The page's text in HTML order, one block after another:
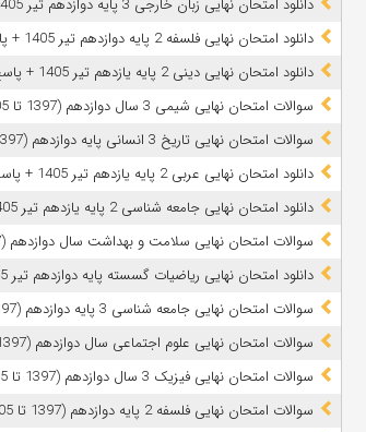
دانلود امتحان نهایی زبان خارجی 3 پایه دوازدهم تیر 1405 + فایل صوتی
دانلود امتحان نهایی فلسفه 2 پایه دوازدهم تیر 1405 + پاسخ
دانلود امتحان نهایی دینی 2 پایه یازدهم تیر 1405 + پاسخ
سوالات امتحان نهایی شیمی 3 سال دوازدهم (1397 تا 1405)
سوالات امتحان نهایی تاریخ 3 انسانی پایه دوازدهم (1397 تا 1405)
دانلود امتحان نهایی عربی 2 پایه یازدهم تیر 1405 + پاسخ
دانلود امتحان نهایی جامعه شناسی 2 پایه یازدهم تیر 1405 + پاسخ
سوالات امتحان نهایی سلامت و بهداشت سال دوازدهم (1397 تا 1405)
دانلود امتحان نهایی ریاضیات گسسته پایه دوازدهم تیر 1405 + پاسخ
سوالات امتحان نهایی جامعه شناسی 3 پایه دوازدهم (1397 تا 1405)
سوالات امتحان نهایی علوم اجتماعی سال دوازدهم (1397 تا 1405)
سوالات امتحان نهایی فیزیک 3 سال دوازدهم (1397 تا 1405)
سوالات امتحان نهایی فلسفه 2 پایه دوازدهم (1397 تا 1405)